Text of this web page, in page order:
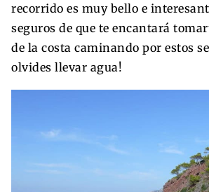
recorrido es muy bello e
seguros de que te encantará
de la costa caminando por estos
olvides llevar agua!